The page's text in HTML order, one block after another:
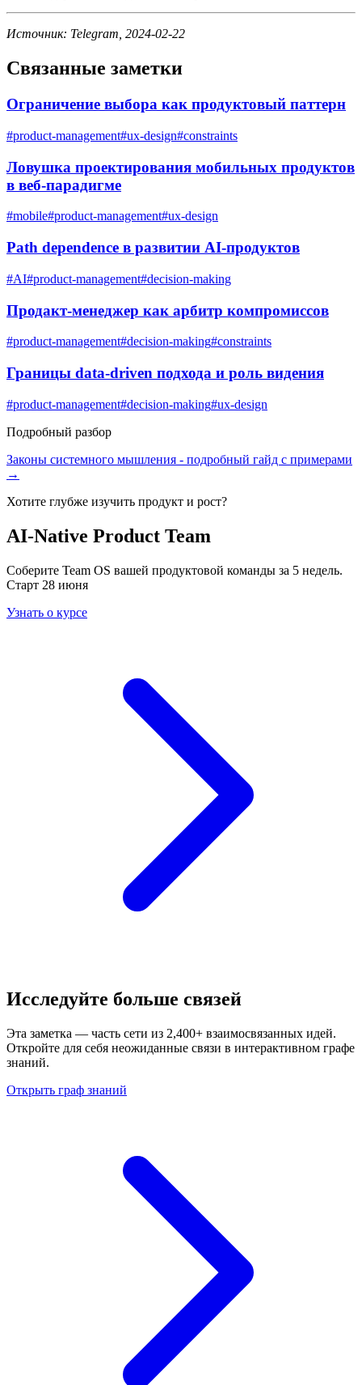
Источник: Telegram, 2024-02-22
Связанные заметки
Ограничение выбора как продуктовый паттерн
#product-management#ux-design#constraints
Ловушка проектирования мобильных продуктов
в веб-парадигме
#mobile#product-management#ux-design
Path dependence в развитии AI-продуктов
#AI#product-management#decision-making
Продакт-менеджер как арбитр компромиссов
#product-management#decision-making#constraints
Границы data-driven подхода и роль видения
#product-management#decision-making#ux-design
Подробный разбор
Законы системного мышления - подробный гайд с примерами
→
Хотите глубже изучить продукт и рост?
AI-Native Product Team
Соберите Team OS вашей продуктовой команды за 5 недель.
Старт 28 июня
Узнать о курсе
Исследуйте больше связей
Эта заметка — часть сети из 2,400+ взаимосвязанных идей.
Откройте для себя неожиданные связи в интерактивном графе
знаний.
Открыть граф знаний